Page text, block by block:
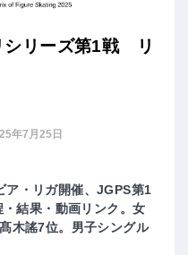
シリーズ第1戦 リ
年7月25日
・リガ開催、JGPS第1
結果・動画リンク。女
木謠7位。男子シングル